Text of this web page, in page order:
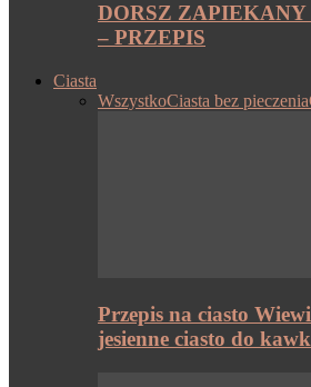
DORSZ
– PRZEPIS
Ciasta
WszystkoCiasta bez pieczenia
Przepis na ciasto
jesienne ciasto do